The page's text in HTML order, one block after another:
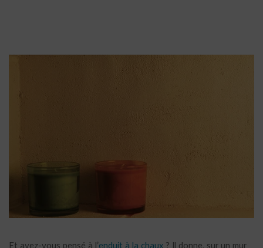
Et avez-vous pensé à l’enduit à la chaux ? Il donne, sur un mur